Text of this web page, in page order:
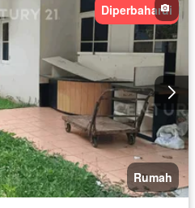
Diperbaharui
Rumah